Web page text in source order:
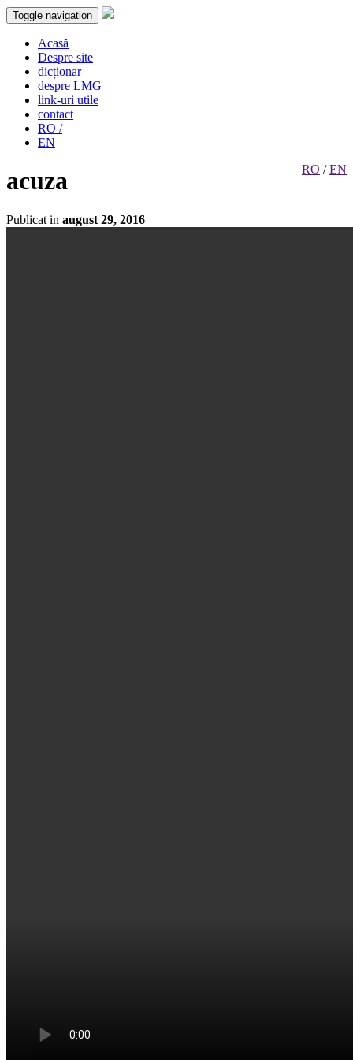
Toggle navigation
Acasă
Despre site
dicționar
despre LMG
link-uri utile
contact
RO /
EN
RO /EN
acuza
Publicat in august 29, 2016